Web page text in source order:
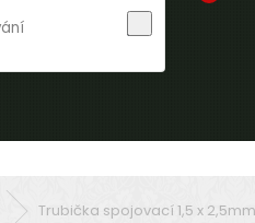
Trubička spojovací 1,5 x